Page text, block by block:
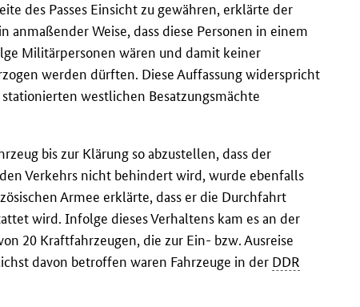
des Passes Einsicht zu gewähren, erklärte der
Weise, dass diese Personen in einem
Militärpersonen wären und damit keiner
werden dürften. Diese Auffassung widerspricht
westlichen Besatzungsmächte
bis zur Klärung so abzustellen, dass der
Verkehrs nicht behindert wird, wurde ebenfalls
Armee erklärte, dass er die Durchfahrt
wird. Infolge dieses Verhaltens kam es an der
20 Kraftfahrzeugen, die zur Ein- bzw. Ausreise
davon betroffen waren Fahrzeuge in der DDR